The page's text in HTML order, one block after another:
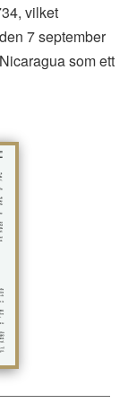
vilket
7 september
som ett